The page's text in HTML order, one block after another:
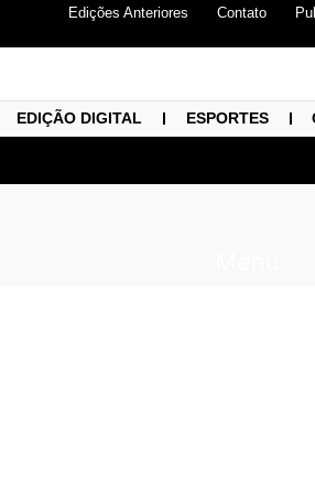
Edições Anteriores Contato
EDIÇÃO DIGITAL ESPORTES